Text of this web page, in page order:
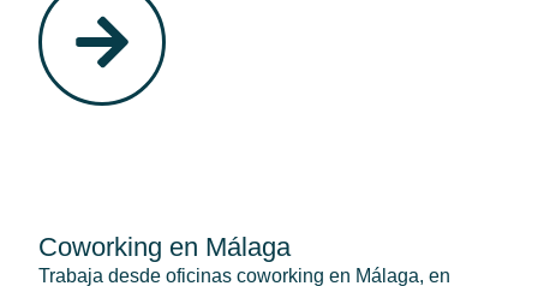
Coworking en Málaga
Trabaja desde oficinas coworking en Málaga, en